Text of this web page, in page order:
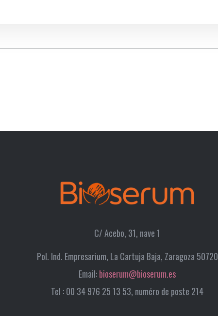
C/ Acebo, 31, nave 1
Pol. Ind. Empresarium, La Cartuja Baja, Zaragoza 50720
Email:bioserum@bioserum.es
Tel : 00 34 976 25 13 53, numéro de poste 214